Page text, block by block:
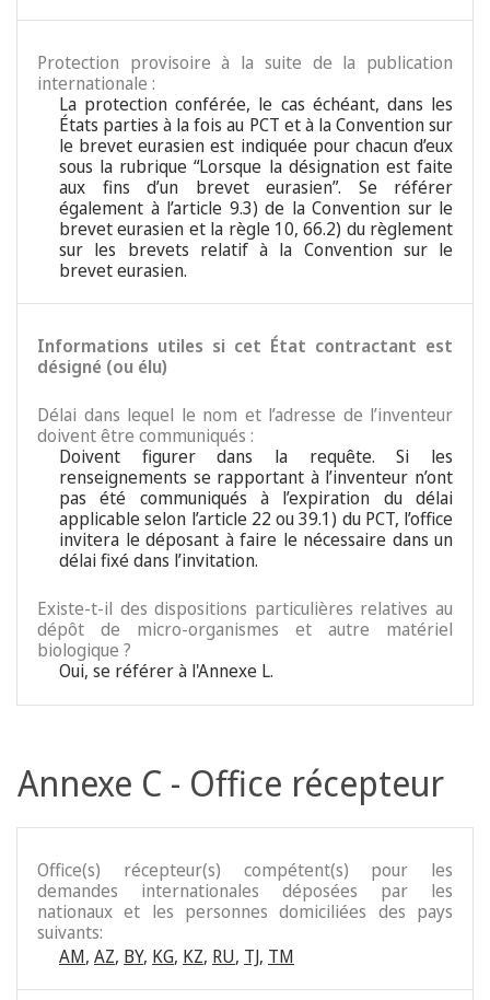
Protection provisoire à la suite de la publication
internationale :
La protection conférée, le cas échéant, dans les
États parties à la fois au PCT et à la Convention sur
le brevet eurasien est indiquée pour chacun d’eux
sous la rubrique “Lorsque la désignation est faite
aux fins d’un brevet eurasien”. Se référer
également à l’article 9.3) de la Convention sur le
brevet eurasien et la règle 10, 66.2) du règlement
sur les brevets relatif à la Convention sur le
brevet eurasien.
Informations utiles si cet État contractant est
désigné (ou élu)
Délai dans lequel le nom et l’adresse de l’inventeur
doivent être communiqués :
Doivent figurer dans la requête. Si les
renseignements se rapportant à l’inventeur n’ont
pas été communiqués à l’expiration du délai
applicable selon l’article 22 ou 39.1) du PCT, l’office
invitera le déposant à faire le nécessaire dans un
délai fixé dans l’invitation.
Existe-t-il des dispositions particulières relatives au
dépôt de micro-organismes et autre matériel
biologique ?
Oui, se référer à l'Annexe L.
Annexe C - Office récepteur
Office(s) récepteur(s) compétent(s) pour les
demandes internationales déposées par les
nationaux et les personnes domiciliées des pays
suivants:
AM, AZ, BY, KG, KZ, RU, TJ, TM